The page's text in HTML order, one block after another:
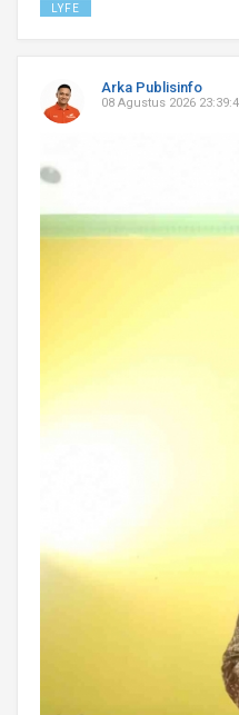
LYFE
Arka Publisinfo
08 Agustus 2026